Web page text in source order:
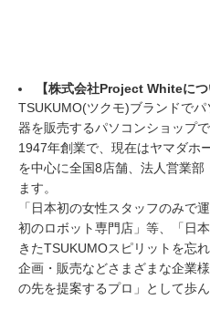
【株式会社Project Whiteにつ
TSUKUMO(ツクモ)ブランドで
器を販売するパソコンショップ
1947年創業で、現在はヤマダホ
を中心に全国8店舗、法人営業
ます。
「日本初の女性スタッフのみで
初のロボット専門店」等、「日
きたTSUKUMOスピリットを忘
企画・販売などさまざまな企業
の先を提案するプロ」として歩ん